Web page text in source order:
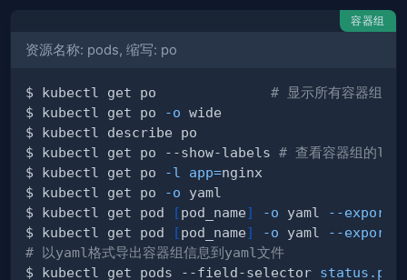
容器组
资源名称: pods, 缩写: po
$ kubectl get po # 显示所有容器组信
$ kubectl get po
-o
$ kubectl get po --show-labels # 查看容器组的
$ kubectl get po
-l app=
$ kubectl get po
-o
$ kubectl get pod
[pod_name] -o yaml
--export
$ kubectl get pod
[pod_name] -o yaml --export
# 以yaml格式导出容器组信息到yaml文件
$ kubectl get pods --field-selector